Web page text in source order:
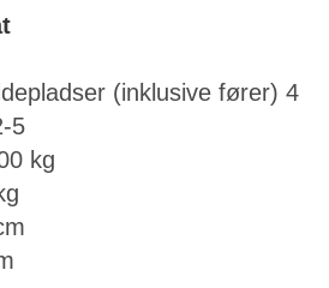
(inklusive fører) 4
5
kg